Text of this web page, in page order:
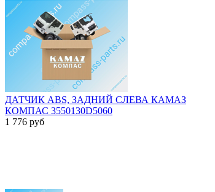
ДАТЧИК ABS, ЗАДНИЙ СЛЕВА КАМАЗ
КОМПАС 3550130D5060
1 776 руб